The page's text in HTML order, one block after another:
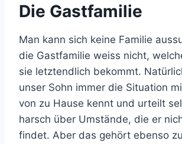
Die Gastfamilie
Man kann sich keine Familie
die Gastfamilie weiss nicht,
sie letztendlich bekommt.
unser Sohn immer die Situation
von zu Hause kennt und urteilt
harsch über Umstände, die er
findet. Aber das gehört ebenso